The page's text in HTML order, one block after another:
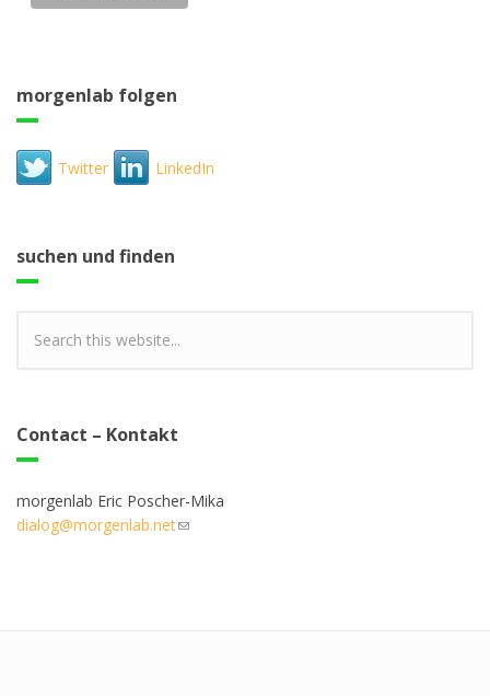
morgenlab folgen
Twitter LinkedIn
suchen und finden
Contact – Kontakt
morgenlab Eric Poscher-Mika
dialog@morgenlab.net(link sends e-mail)